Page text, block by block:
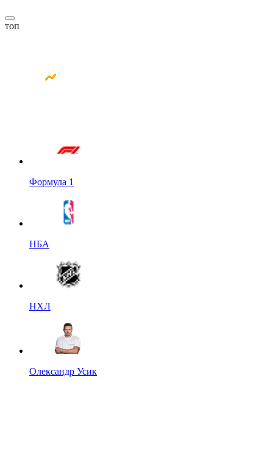
топ
Формула 1
НБА
НХЛ
Олександр Усик